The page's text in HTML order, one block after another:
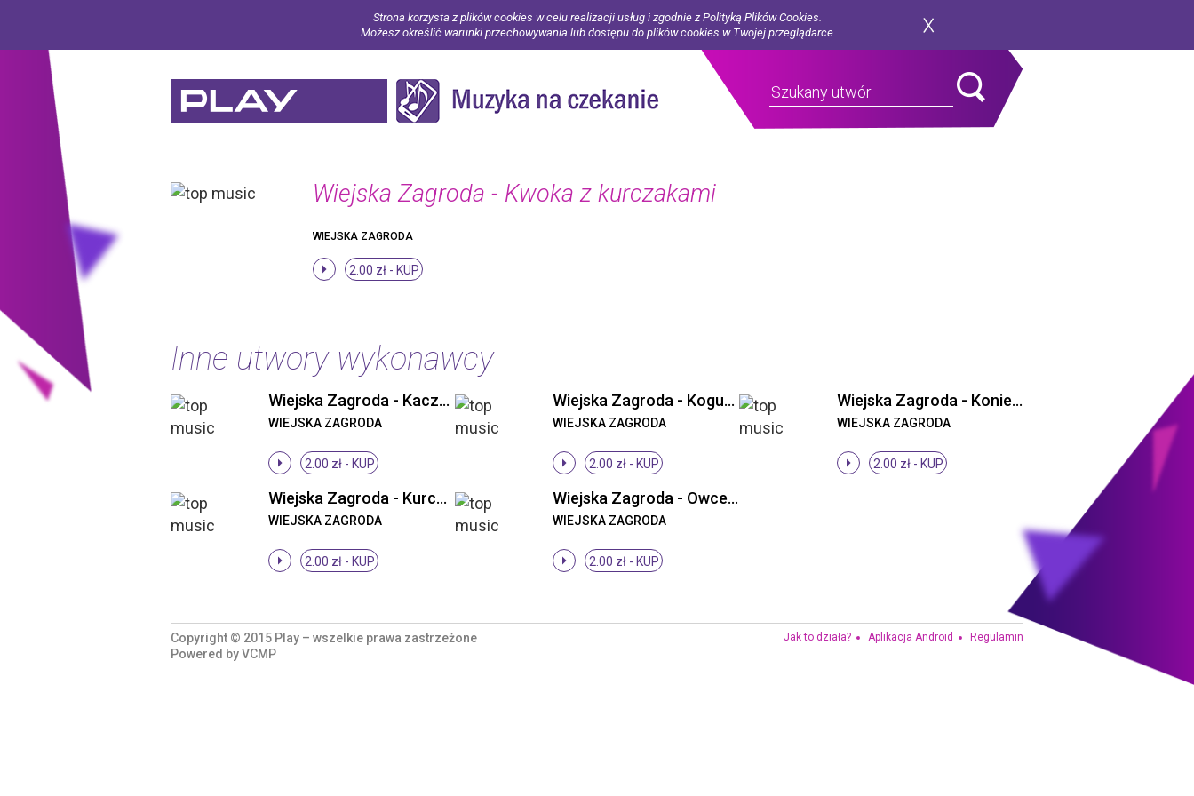
Strona korzysta z plików cookies w celu realizacji usług i zgodnie z Polityką Plików Cookies.
Możesz określić warunki przechowywania lub dostępu do plików cookies w Twojej przeglądarce
Wiejska Zagroda - Kwoka z kurczakami
WIEJSKA ZAGRODA
2.00 zł - KUP
Inne utwory wykonawcy
Wiejska Zagroda - Kaczki w stawie, żabki, kogut w oddali
WIEJSKA ZAGRODA
2.00 zł - KUP
Wiejska Zagroda - Kogut i kury
WIEJSKA ZAGRODA
2.00 zł - KUP
Wiejska Zagroda - Konie i źrebaki
WIEJSKA ZAGRODA
2.00 zł - KUP
Wiejska Zagroda - Kurczaczki
WIEJSKA ZAGRODA
2.00 zł - KUP
Wiejska Zagroda - Owce i barany
WIEJSKA ZAGRODA
2.00 zł - KUP
Copyright © 2015 Play – wszelkie prawa zastrzeżone
Powered byVCMP
Jak to działa? Aplikacja Android Regulamin